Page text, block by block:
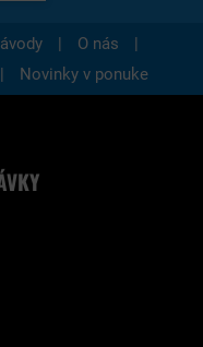
| O nás
|
| Novinky v ponuke